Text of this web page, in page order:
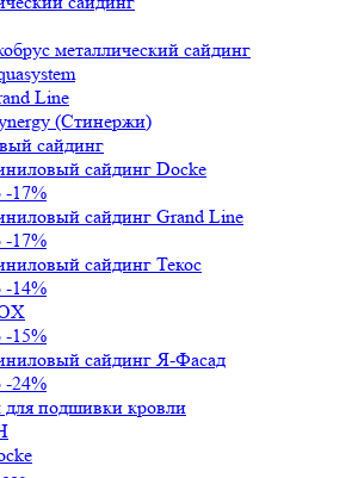
металлический сайдинг
Line
(Стинержи)
сайдинг
сайдинг Docke
-17%
сайдинг Grand Line
-17%
сайдинг Текос
-14%
-15%
сайдинг Я-Фасад
-24%
подшивки кровли